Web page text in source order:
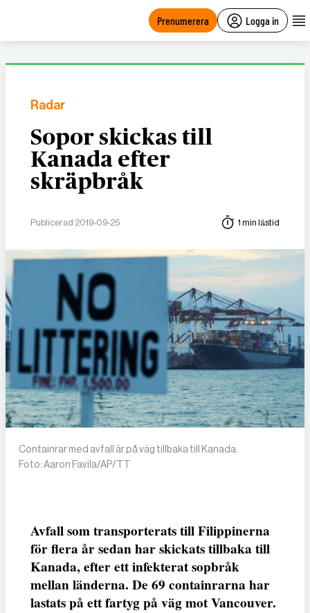
Prenumerera Logga in
Radar
Sopor skickas till
Kanada efter
skräpbråk
Publicerad 2019-09-25 1 min lästid
Containrar med avfall är på väg tillbaka till Kanada.
Foto: Aaron Favila/AP/TT
Avfall som transporterats till Filippinerna
för flera år sedan har skickats tillbaka till
Kanada, efter ett infekterat sopbråk
mellan länderna. De 69 containrarna har
lastats på ett fartyg på väg mot Vancouver.